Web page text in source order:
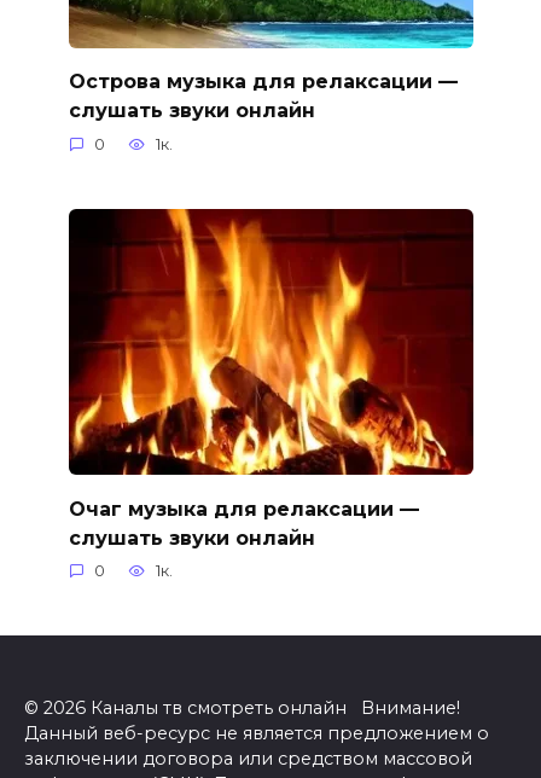
Острова музыка для релаксации —
слушать звуки онлайн
0 1к.
Очаг музыка для релаксации —
слушать звуки онлайн
0 1к.
© 2026 Каналы тв смотреть онлайн Внимание!
Данный веб-ресурс не является предложением о
заключении договора или средством массовой